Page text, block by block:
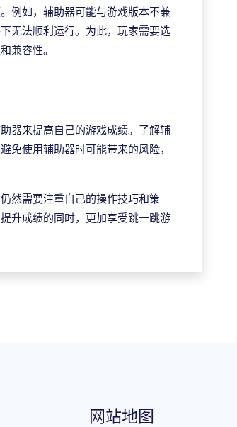
例如，辅助器可能与游戏版本不兼
无法顺利运行。为此，玩家需要选
兼容性。
器来提高自己的游戏成绩。了解辅
免使用辅助器时可能带来的风险，
然需要注重自己的操作技巧和策
升成绩的同时，更加享受跳一跳游
网站地图